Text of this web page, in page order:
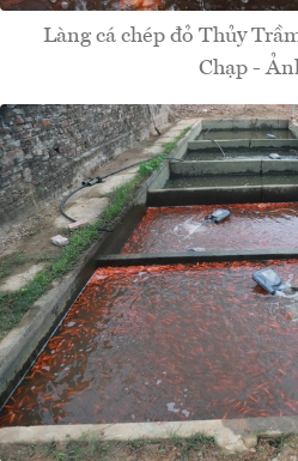
Làng cá chép đỏ Thủy
Chạp -